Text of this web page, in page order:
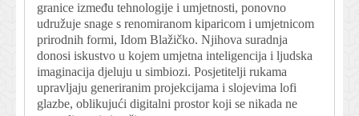
granice između tehnologije i umjetnosti, ponovno
udružuje snage s renomiranom kiparicom i umjetnicom
prirodnih formi, Idom Blažičko. Njihova suradnja
donosi iskustvo u kojem umjetna inteligencija i ljudska
imaginacija djeluju u simbiozi. Posjetitelji rukama
upravljaju generiranim projekcijama i slojevima lofi
glazbe, oblikujući digitalni prostor koji se nikada ne